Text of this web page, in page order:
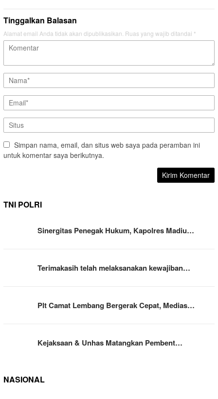
Tinggalkan Balasan
Alamat email Anda tidak akan dipublikasikan. Ruas yang wajib ditandai *
Simpan nama, email, dan situs web saya pada peramban ini
untuk komentar saya berikutnya.
TNI POLRI
Sinergitas Penegak Hukum, Kapolres Madiu…
Terimakasih telah melaksanakan kewajiban…
Plt Camat Lembang Bergerak Cepat, Medias…
Kejaksaan & Unhas Matangkan Pembent…
NASIONAL